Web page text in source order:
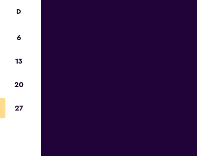
D
6
13
20
27